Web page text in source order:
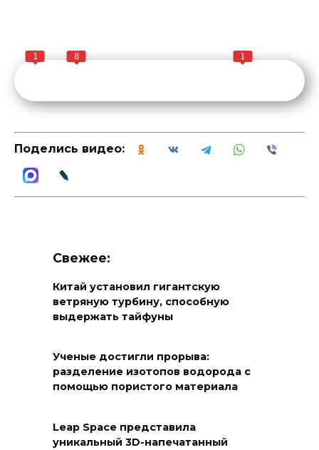
1 8 1
Поделись видео:
Свежее:
Китай установил гигантскую
ветряную турбину, способную
выдержать тайфуны
Ученые достигли прорыва:
разделение изотопов водорода с
помощью пористого материала
Leap Space представила
уникальный 3D-напечатанный